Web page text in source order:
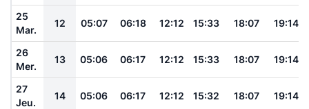
25
Mar.
12 05:07 06:18 12:12 15:33 18:07 19:14
26
Mer.
13 05:06 06:17 12:12 15:33 18:07 19:14
27
Jeu.
14 05:06 06:17 12:12 15:32 18:07 19:14